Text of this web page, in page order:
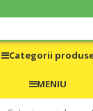
Categorii
MENIU